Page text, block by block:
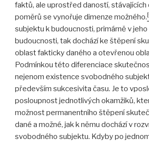
faktů, ale uprostřed daností, stávajících
poměrů se vynořuje dimenze možného.
subjektu k budoucnosti, primárně v
budoucnosti, tak dochází ke štěpení
oblast fakticky daného a otevřenou
Podmínkou této diferenciace
nejenom existence svobodného
především sukcesivita času. Je to
posloupnost jednotlivých okamžiků,
možnost permanentního štěpení
dané a možné, jak k němu dochází v
svobodného subjektu. Kdyby po